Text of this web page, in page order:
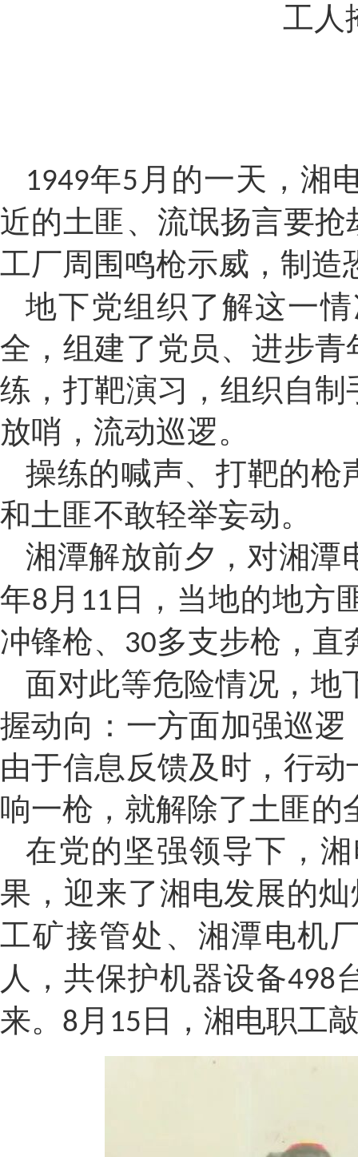
工人
1949年5 月的一天，湘
近的土匪、流氓扬言要
工厂周围鸣枪示威，制造
地下党组织了解这一
全，组建了党员、进步
练，打靶演习，组织自
放哨，流动巡逻。
操练的喊声、打靶的枪
和土匪不敢轻举妄动。
湘潭解放前夕，对湘潭
年8 月 11 日，当地的地方
冲锋枪、
30多支步枪，直
面对此等危险情况，地
握动向：一方面加强巡
由于信息反馈及时，行
响一枪，就解除了土匪的
在党的坚强领导下，
果，迎来了湘电发展的
工矿接管处、湘潭电机
人，共保护机器设备498
来。 8 月 15 日，湘电职工